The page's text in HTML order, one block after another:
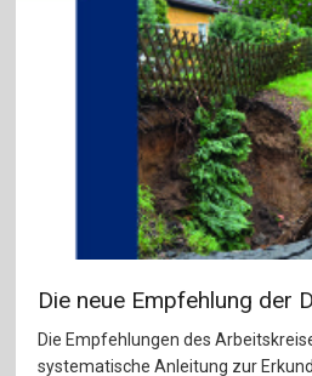
Die neue Empfehlung der
Die Empfehlungen des
systematische Anleitung zur